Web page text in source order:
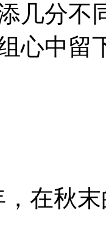
几分不
心中留
，在秋